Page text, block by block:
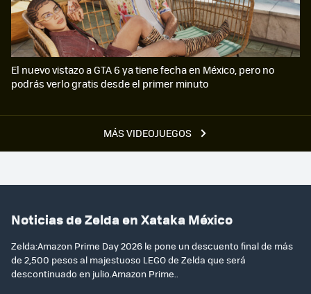
MÁS VIDEOJUEGOS
El nuevo vistazo a GTA 6 ya tiene fecha en México, pero no
podrás verlo gratis desde el primer minuto
Noticias de Zelda en Xataka México
Zelda:Amazon Prime Day 2026 le pone un descuento final de más
de 2,500 pesos al majestuoso LEGO de Zelda que será
descontinuado en julio.Amazon Prime..